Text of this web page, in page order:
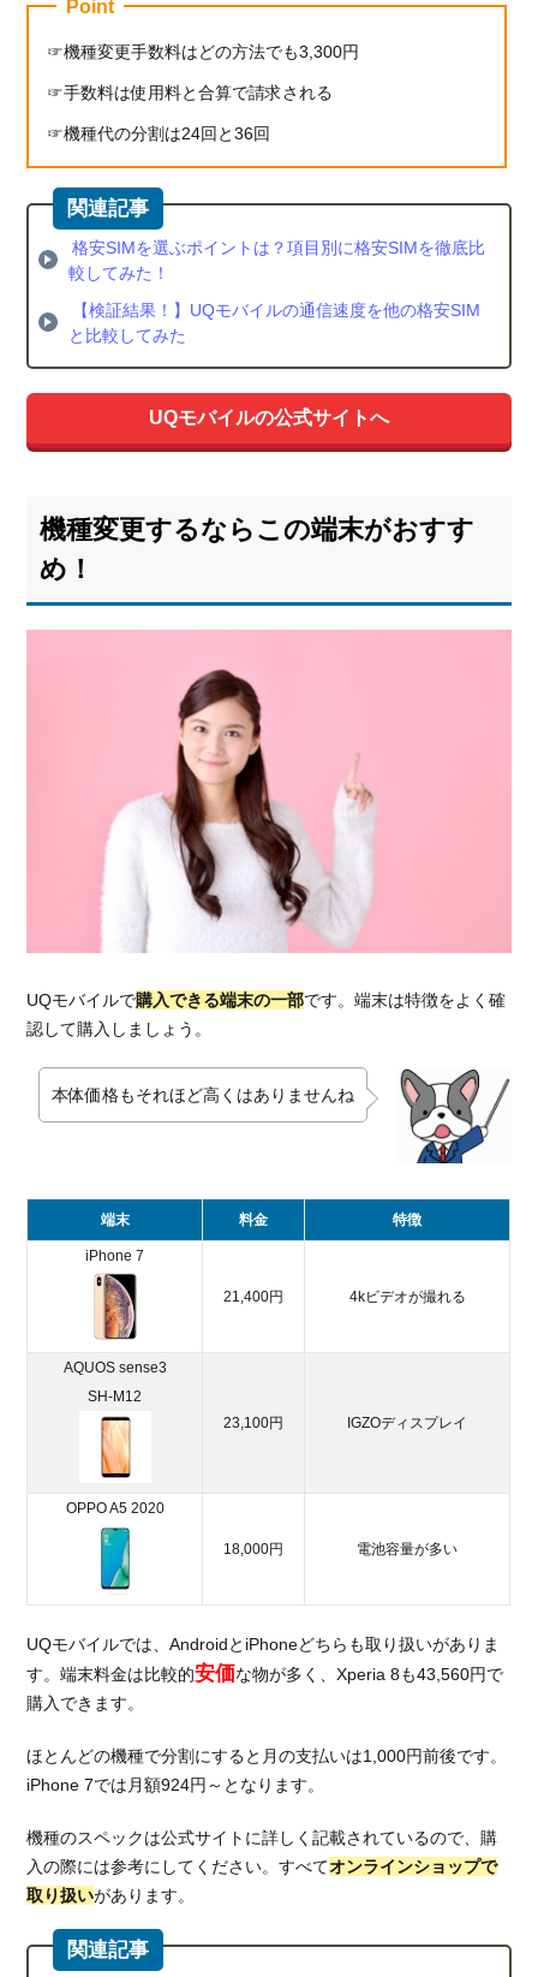
Point
機種変更手数料はどの方法でも3,300円
手数料は使用料と合算で請求される
機種代の分割は24回と36回
格安SIMを選ぶポイントは？項目別に格安SIMを徹底比
較してみた！
【検証結果！】UQモバイルの通信速度を他の格安SIM
と比較してみた
UQモバイルの公式サイトへ
機種変更するならこの端末がおすす
め！
UQモバイルで購入できる端末の一部です。端末は特徴をよく確
認して購入しましょう。
本体価格もそれほど高くはありませんね
端末 料金 特徴
iPhone 7
21,400円 4kビデオが撮れる
AQUOS sense3
SH-M12
23,100円
IGZOディスプレイ
OPPO A5 2020
18,000円 電池容量が多い
UQモバイルでは、AndroidとiPhoneどちらも取り扱いがありま
す。端末料金は比較的安価な物が多く、Xperia 8も43,560円で
購入できます。
ほとんどの機種で分割にすると月の支払いは1,000円前後です。
iPhone 7では月額924円～となります。
機種のスペックは公式サイトに詳しく記載されているので、購
入の際には参考にしてください。すべてオンラインショップで
取り扱いがあります。